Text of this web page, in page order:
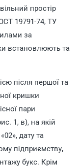
простір
19791-74, ТУ
за
встановлюють та
після першої та
кришки
пари
1, в), на якій
дату та
підприємству,
букс. Крім